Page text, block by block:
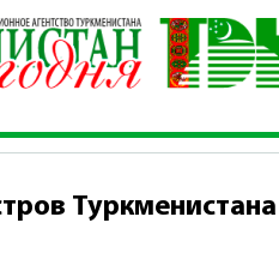
Министров Туркменистана
Туркменистана